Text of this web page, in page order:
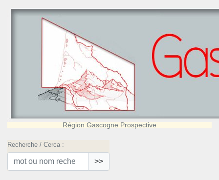
Région Gascogne Prospective
Recherche / Cerca :
>>